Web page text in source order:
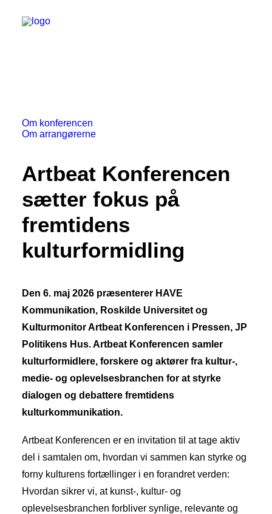
Om konferencen
Om arrangørerne
Artbeat Konferencen
sætter fokus på
fremtidens
kulturformidling
Den 6. maj 2026 præsenterer HAVE
Kommunikation, Roskilde Universitet og
Kulturmonitor Artbeat Konferencen i Pressen, JP
Politikens Hus. Artbeat Konferencen samler
kulturformidlere, forskere og aktører fra kultur-,
medie- og oplevelsesbranchen for at styrke
dialogen og debattere fremtidens
kulturkommunikation.
Artbeat Konferencen er en invitation til at tage aktiv
del i samtalen om, hvordan vi sammen kan styrke og
forny kulturens fortællinger i en forandret verden:
Hvordan sikrer vi, at kunst-, kultur- og
oplevelsesbranchen forbliver synlige, relevante og